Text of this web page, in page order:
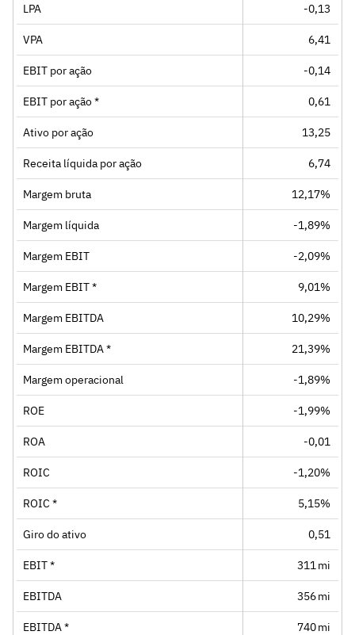
LPA -0,13
VPA 6,41
EBIT por ação -0,14
EBIT por ação * 0,61
Ativo por ação 13,25
Receita líquida por ação 6,74
Margem bruta 12,17%
Margem líquida -1,89%
Margem EBIT -2,09%
Margem EBIT * 9,01%
Margem EBITDA 10,29%
Margem EBITDA * 21,39%
Margem operacional -1,89%
ROE -1,99%
ROA -0,01
ROIC -1,20%
ROIC * 5,15%
Giro do ativo 0,51
EBIT * 311 mi
EBITDA 356 mi
EBITDA * 740 mi